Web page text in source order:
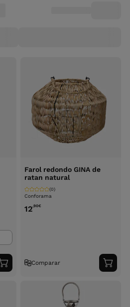
Adicionar
ao
Farol redondo GINA de
ratan natural
Conforama
(0)
12,90€
Comparar
ao